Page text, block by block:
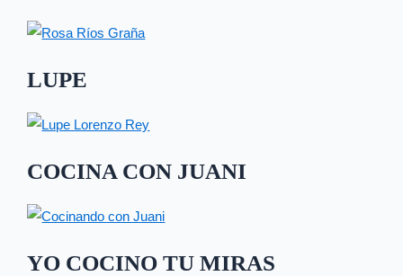
LUPE
COCINA CON JUANI
YO COCINO TU MIRAS